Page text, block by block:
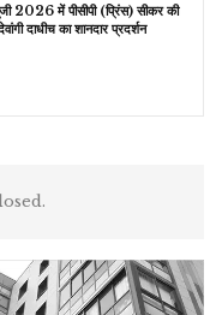
2026 में पीसीपी (प्रिंस) सीकर की
दाधीच का शानदार प्रदर्शन